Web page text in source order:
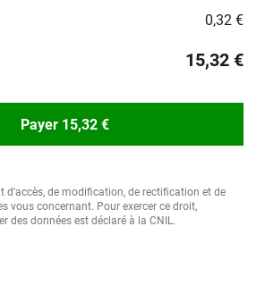
0,32 €
15,32 €
Payer 15,32 €
d'accès, de modification, de rectification et de
vous concernant. Pour exercer ce droit,
des données est déclaré à la CNIL.